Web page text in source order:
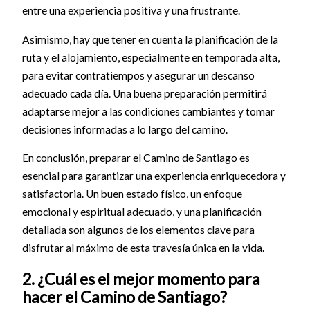
entre una experiencia positiva y una frustrante.
Asimismo, hay que tener en cuenta la planificación de la
ruta y el alojamiento, especialmente en temporada alta,
para evitar contratiempos y asegurar un descanso
adecuado cada día. Una buena preparación permitirá
adaptarse mejor a las condiciones cambiantes y tomar
decisiones informadas a lo largo del camino.
En conclusión, preparar el Camino de Santiago es
esencial para garantizar una experiencia enriquecedora y
satisfactoria. Un buen estado físico, un enfoque
emocional y espiritual adecuado, y una planificación
detallada son algunos de los elementos clave para
disfrutar al máximo de esta travesía única en la vida.
2. ¿Cuál es el mejor momento para
hacer el Camino de Santiago?